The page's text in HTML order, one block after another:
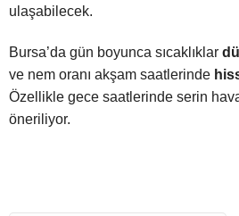
ulaşabilecek.
Bursa’da gün boyunca sıcaklıklar
ve nem oranı akşam saatlerinde
Özellikle gece saatlerinde serin
öneriliyor.